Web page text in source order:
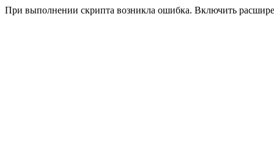
При выполнении скрипта возникла ошибка. Включить